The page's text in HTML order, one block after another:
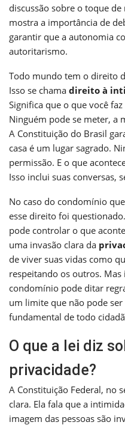
discussão sobre o toque
mostra a importância de
garantir que a autonomia
autoritarismo.
Todo mundo tem o direito
Isso se chama direito à
Significa que o que você
Ninguém pode se meter, a
A Constituição do Brasil
casa é um lugar sagrado.
permissão. E o que
Isso inclui suas conversas,
No caso do condomínio
esse direito foi
pode controlar o que
uma invasão clara da
de viver suas vidas como
respeitando os outros.
condomínio pode ditar
um limite que não pode
fundamental de todo
O que a lei diz
privacidade?
A Constituição Federal, no
clara. Ela fala que a
imagem das pessoas são